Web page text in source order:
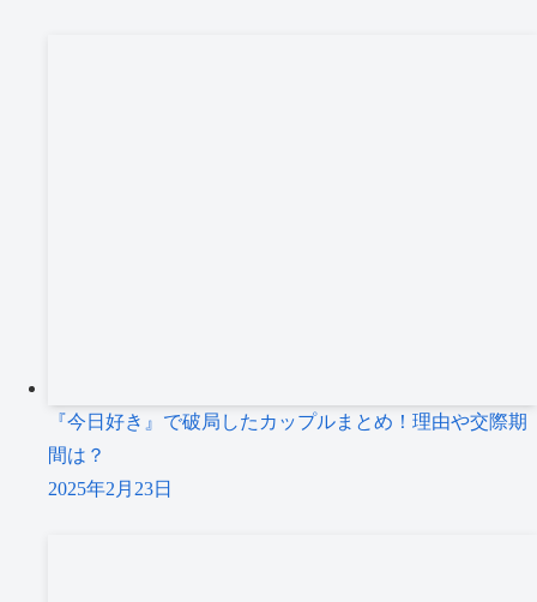
『今日好き』で破局したカップルまとめ！理由や交際期
間は？
2025年2月23日